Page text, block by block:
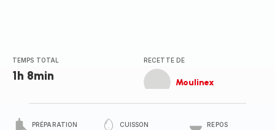
TEMPS TOTAL
1h 8min
RECETTE DE
Moulinex
PRÉPARATION CUISSON REPOS